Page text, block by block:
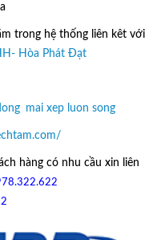
trong hệ thống liên kêt với
Hòa Phát Đạt
mai xep luon song
hàng có nhu cầu xin liên